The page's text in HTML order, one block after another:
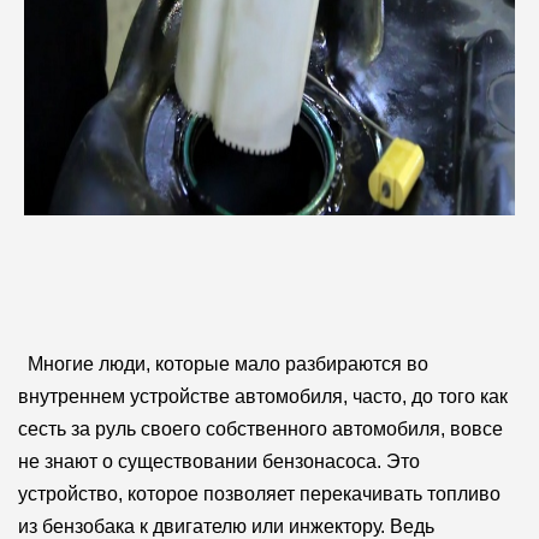
Многие люди, которые мало разбираются во
внутреннем устройстве автомобиля, часто, до того как
сесть за руль своего собственного автомобиля, вовсе
не знают о существовании бензонасоса. Это
устройство, которое позволяет перекачивать топливо
из бензобака к двигателю или инжектору. Ведь